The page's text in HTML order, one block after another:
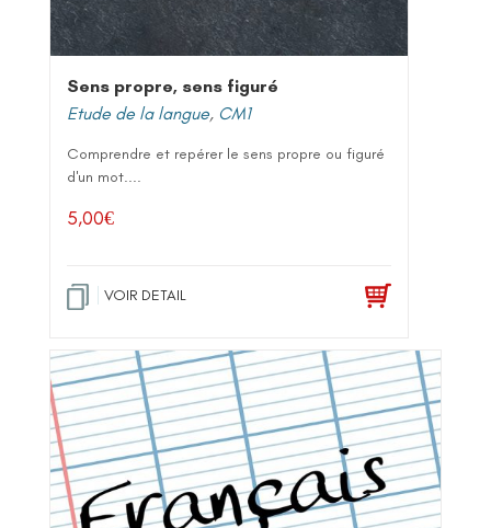
Sens propre, sens figuré
Etude de la langue, CM1
Comprendre et repérer le sens propre ou figuré
d'un mot....
5,00€
VOIR DETAIL